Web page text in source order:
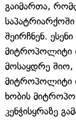
გაიმართა,
შეირჩნენ.
მიტროპოლიტი
მოსაყდრე
მიტროპოლიტი
ხობის
კენჭისყრაზე